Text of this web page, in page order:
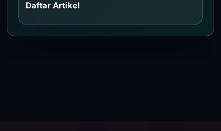
Daftar Artikel